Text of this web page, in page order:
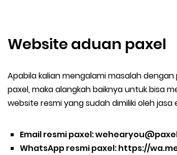
Website aduan paxel
Apabila kalian mengalami masalah
paxel, maka alangkah baiknya untuk bisa
website resmi yang sudah dimiliki oleh
Email resmi paxel:
WhatsApp resmi paxel: https://